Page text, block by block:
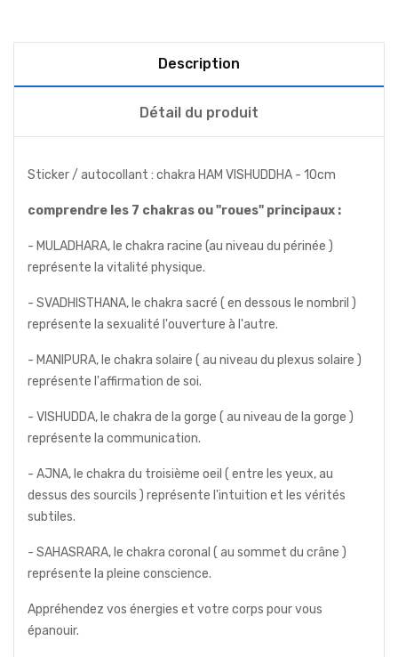
Description
Détail du produit
Sticker / autocollant : chakra HAM VISHUDDHA - 10cm
comprendre les 7 chakras ou "roues" principaux :
- MULADHARA, le chakra racine (au niveau du périnée )
représente la vitalité physique.
- SVADHISTHANA, le chakra sacré ( en dessous le nombril )
représente la sexualité l'ouverture à l'autre.
- MANIPURA, le chakra solaire ( au niveau du plexus solaire )
représente l'affirmation de soi.
- VISHUDDA, le chakra de la gorge ( au niveau de la gorge )
représente la communication.
- AJNA, le chakra du troisième oeil ( entre les yeux, au
dessus des sourcils ) représente l'intuition et les vérités
subtiles.
- SAHASRARA, le chakra coronal ( au sommet du crâne )
représente la pleine conscience.
Appréhendez vos énergies et votre corps pour vous
épanouir.